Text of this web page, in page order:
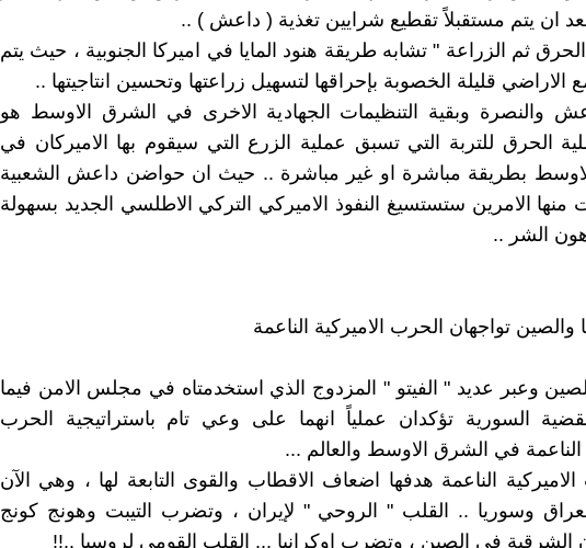
ان يتم مستقبلاً تقطيع شرايين تغذية ( داعش ) ..
ثم الزراعة " تشابه طريقة هنود المايا في اميركا الجنوبية ، حيث يتم
الاراضي قليلة الخصوبة بإحراقها لتسهيل زراعتها وتحسين انتاجيتها ..
والنصرة وبقية التنظيمات الجهادية الاخرى في الشرق الاوسط هو
الحرق للتربة التي تسبق عملية الزرع التي سيقوم بها الاميركان في
بطريقة مباشرة او غير مباشرة .. حيث ان حواضن داعش الشعبية
منها الامرين ستستسيغ النفوذ الاميركي التركي الاطلسي الجديد بسهولة
الشر ..
وعبر عديد " الفيتو " المزدوج الذي استخدمتاه في مجلس الامن فيما
السورية تؤكدان عملياً انهما على وعي تام باستراتيجية الحرب
الناعمة في الشرق الاوسط والعالم ...
الناعمة هدفها اضعاف الاقطاب والقوى التابعة لها ، وهي الآن
وسوريا .. القلب " الروحي " لإيران ، وتضرب التيبت وهونج كونج
الشرقية في الصين ، وتضرب اوكرانيا ... القلب القومي لروسيا ..!!